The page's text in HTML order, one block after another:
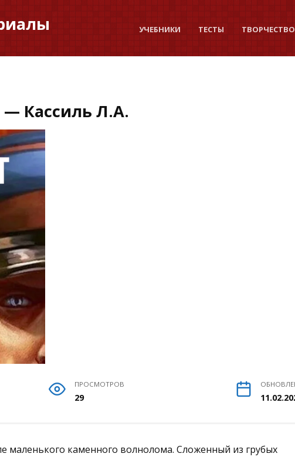
УЧЕБНИКИ ТЕСТЫ ТВОРЧЕСТВО
— Кассиль Л.А.
ПРОСМОТРОВ
29
маленького каменного волнолома. Сложенный из грубых